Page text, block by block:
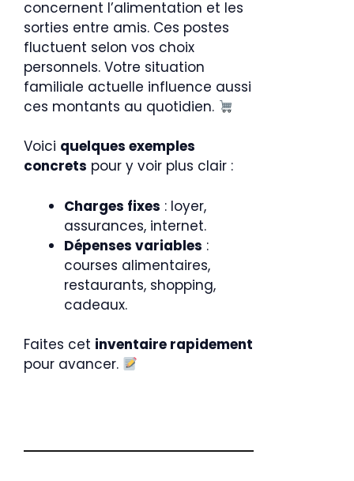
concernent l’alimentation et les
sorties entre amis. Ces postes
fluctuent selon vos choix
personnels. Votre situation
familiale actuelle influence aussi
ces montants au quotidien.
Voici quelques exemples
concrets pour y voir plus clair :
Charges fixes : loyer,
assurances, internet.
Dépenses variables :
courses alimentaires,
restaurants, shopping,
cadeaux.
Faites cet inventaire rapidement
pour avancer.